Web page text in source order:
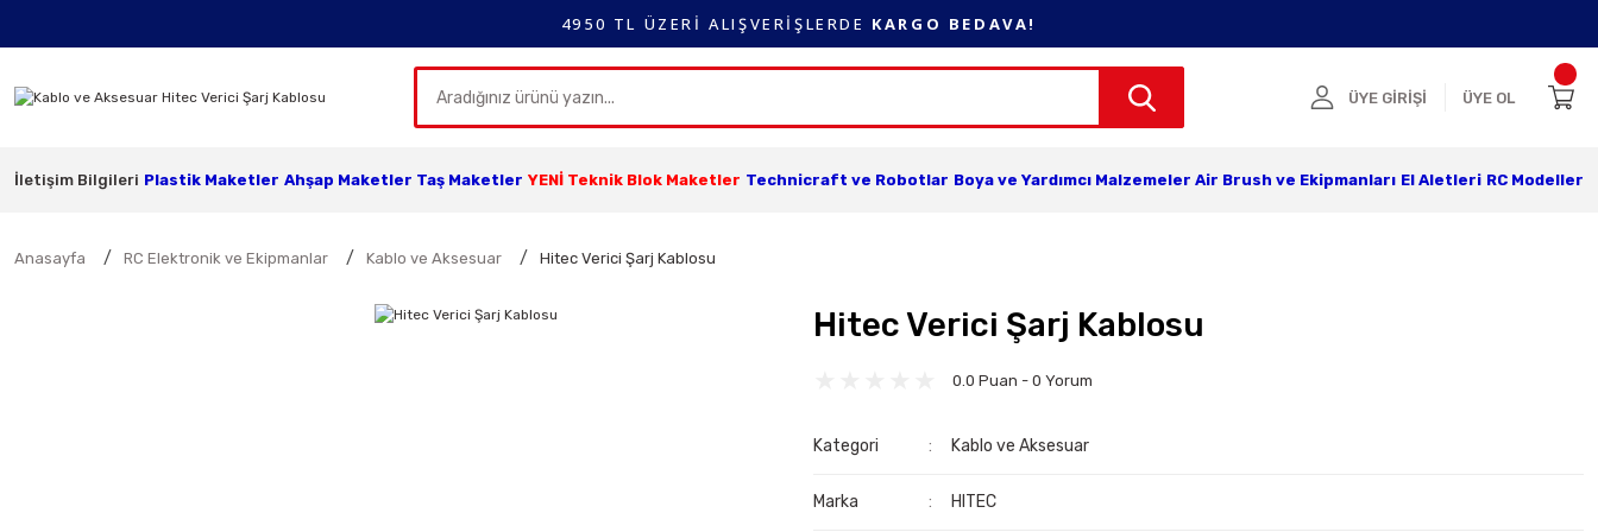
4950 TL ÜZERİ ALIŞVERİŞLERDE KARGO BEDAVA!
ÜYE GİRİŞİ ÜYE OL
İletişim Bilgileri Plastik Maketler Ahşap Maketler Taş Maketler YENİ Teknik Blok Maketler Technicraft ve Robotlar Boya ve Yardımcı Malzemeler Air Brush ve Ekipmanları El Aletleri RC Modeller
Anasayfa RC Elektronik ve Ekipmanlar Kablo ve Aksesuar Hitec Verici Şarj Kablosu
Hitec Verici Şarj Kablosu
0.0 Puan - 0 Yorum
Kategori Kablo ve Aksesuar
Marka HITEC